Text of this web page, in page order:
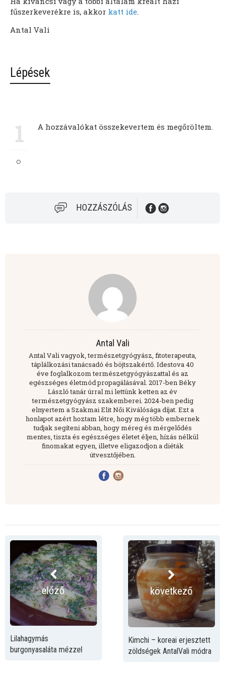
fűszerkeverékre is, akkor katt ide.
Antal Vali
Lépések
1 A hozzávalókat összekevertem és megőröltem.
HOZZÁSZÓLÁS
Antal Vali
Antal Vali vagyok, természetgyógyász, fitoterapeuta,
táplálkozási tanácsadó és böjtszakértő. Idestova 40
éve foglalkozom természetgyógyászattal és az
egészséges életmód propagálásával. 2017-ben Béky
László tanár úrral mi lettünk ketten az év
természetgyógyász szakemberei. 2024-ben pedig
elnyertem a Szakmai Elit Női Kiválósága díjat. Ezt a
honlapot azért hoztam létre, hogy még több embernek
tudjak segíteni abban, hogy méreg és mérgelődés
mentes, tiszta és egészséges életet éljen, hízás nélkül
finomakat egyen, illetve eligazodjon a diéták
útvesztőjében.
előző
Lilahagymás
burgonyasaláta mézzel
következő
Kimchi – koreai erjesztett
zöldségek AntalVali módra